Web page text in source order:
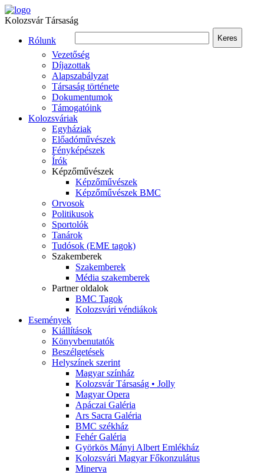
Kolozsvár Társaság
Keres
Rólunk
Vezetőség
Díjazottak
Alapszabályzat
Társaság története
Dokumentumok
Támogatóink
Kolozsváriak
Egyháziak
Előadóművészek
Fényképészek
Írók
Képzőművészek
Képzőművészek
Képzőművészek BMC
Orvosok
Politikusok
Sportolók
Tanárok
Tudósok (EME tagok)
Szakemberek
Szakemberek
Média szakemberek
Partner oldalok
BMC Tagok
Kolozsvári véndiákok
Események
Kiállítások
Könyvbenutatók
Beszélgetések
Helyszínek szerint
Magyar színház
Kolozsvár Társaság • Jolly
Magyar Opera
Apáczai Galéria
Ars Sacra Galéria
BMC székház
Fehér Galéria
Györkös Mányi Albert Emlékház
Kolozsvári Magyar Főkonzulátus
Minerva